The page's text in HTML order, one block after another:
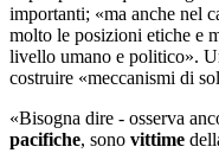
importanti; «ma anche nel
molto le posizioni etiche e
livello umano e politico».
costruire «meccanismi di
«Bisogna dire - osserva
pacifiche, sono vittime